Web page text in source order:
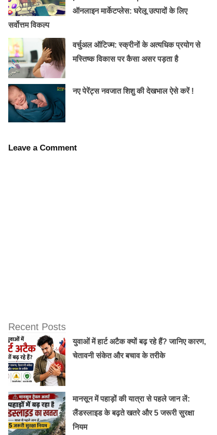
Old Random Post
कैंसर से लड़ने में मदद करती है छोटी इलायची!
पुरुषों में बल और लचीलापन बढ़ाने वाले योग आसन
आराम है जरूरी :गर्भ में शिशु का विकास तेजी से हो रहा
है, इसलिए आप काम के बाद,जितना हो सके आराम करें।
पेट के बल न सोएं :
दबाव पड़ सकता है। इसके अलावा, भारी सामान उठाने से
बचें।
बाईं करवट लेकर सोएं : सोते समय बाईं करवट लेकर सोएं
इससे रक्त प्रवाह ठीक रहता है और गर्भ में शिशु का विकास
ऑनलाइन मार्केटप्लेस: घरेलू उत्पादों के लिए
सर्वोत्तम विकल्प
वर्चुअल ऑटिज्म: स्क्रीनों के अत्यधिक प्रयोग से
मस्तिष्क विकास पर कैसा असर पड़ता है
नए पेरेंट्स नवजात शिशु की देखभाल ऐसे करें !
Leave a Comment
Recent Posts
युवाओं में हार्ट अटैक क्यों बढ़ रहे हैं? जानिए कारण,
चेतावनी संकेत और बचाव के तरीके
मानसून में पहाड़ों की यात्रा से पहले जान लें:
लैंडस्लाइड के बढ़ते खतरे और 5 जरूरी सुरक्षा
नियम